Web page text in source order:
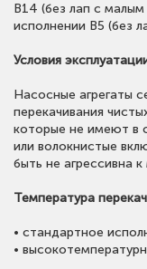
B14 (без лап с
исполнении B5 (без
Условия
Насосные агрегаты
перекачивания
которые не имеют в
или волокнистые
быть не агрессивна
Температура
• стандартное
•